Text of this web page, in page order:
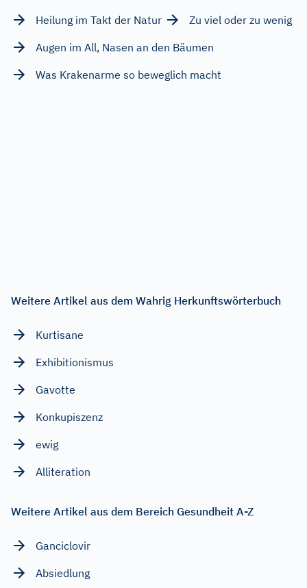
Heilung im Takt der Natur
Zu viel oder zu wenig
Augen im All, Nasen an den Bäumen
Was Krakenarme so beweglich macht
Weitere Artikel aus dem Wahrig Herkunftswörterbuch
Kurtisane
Exhibitionismus
Gavotte
Konkupiszenz
ewig
Alliteration
Weitere Artikel aus dem Bereich Gesundheit A-Z
Ganciclovir
Absiedlung